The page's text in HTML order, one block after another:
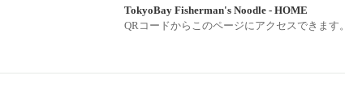
TokyoBay Fisherman's Noodle - HOME
QRコードからこのページにアクセスできます。